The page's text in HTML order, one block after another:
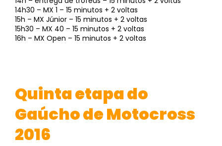
14h30 – MX 1 – 15 minutos + 2 voltas
15h – MX Júnior – 15 minutos + 2 voltas
15h30 – MX 40 – 15 minutos + 2 voltas
16h – MX Open – 15 minutos + 2 voltas
Quinta etapa do
Gaúcho de Motocross
2016